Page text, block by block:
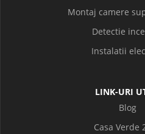
Montaj camere
Detectie
Instalatii
LINK-URI
Blog
Casa Verde